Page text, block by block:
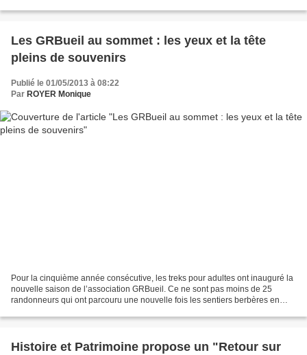
Les GRBueil au sommet : les yeux et la tête
pleins de souvenirs
Publié le 01/05/2013 à 08:22
Par ROYER Monique
Pour la cinquième année consécutive, les treks pour adultes ont inauguré la
nouvelle saison de l’association GRBueil. Ce ne sont pas moins de 25
randonneurs qui ont parcouru une nouvelle fois les sentiers berbères en
Histoire et Patrimoine propose un "Retour sur